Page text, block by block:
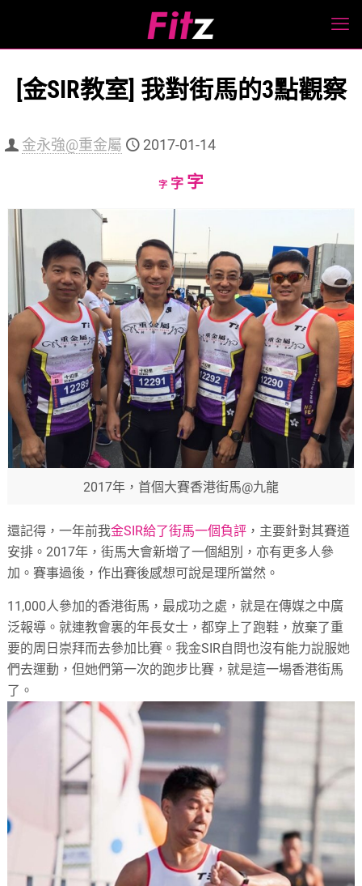
[金SIR教室] 我對街馬的3點觀察
金永強@重金屬 2017-01-14
字Decrease
size.
字Reset
字Increase
size.
2017年，首個大賽香港街馬@九龍
還記得，一年前我金SIR給了街馬一個負評 ，主要針對其賽道
安排。2017年，街馬大會新增了一個組別，亦有更多人參
加。賽事過後，作出賽後感想可說是理所當然。
11,000人參加的香港街馬，最成功之處，就是在傳媒之中廣
泛報導。就連教會裏的年長女士，都穿上了跑鞋，放棄了重
要的周日崇拜而去參加比賽。我金SIR自問也沒有能力說服她
們去運動，但她們第一次的跑步比賽，就是這一場香港街馬
了。